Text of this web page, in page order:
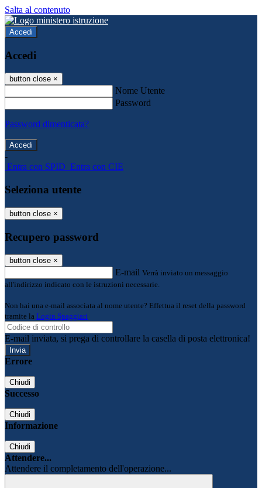
Salta al contenuto
Accedi
Accedi
button close ×
Nome Utente
Password
Password dimenticata?
-
Entra con SPID Entra con CIE
Seleziona utente
button close ×
Recupero password
button close ×
E-mail Verrà inviato un messaggio
all'indirizzo indicato con le istruzioni necessarie.
Non hai una e-mail associata al nome utente? Effettua il reset della password
tramite la Login Spaggiari
E-mail inviata, si prega di controllare la casella di posta elettronica!
Errore
Chiudi
Successo
Chiudi
Informazione
Chiudi
Attendere...
Attendere il completamento dell'operazione...